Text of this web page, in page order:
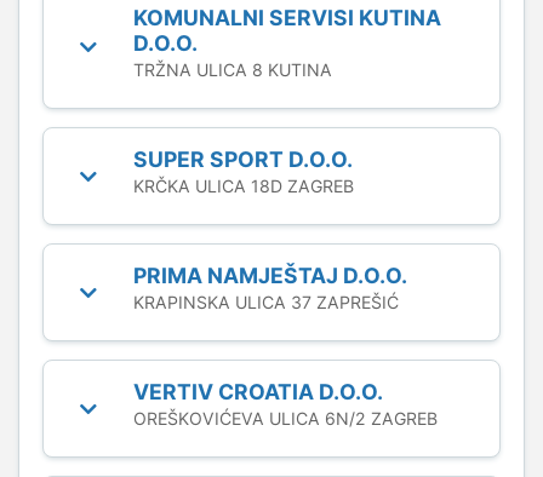
KOMUNALNI SERVISI KUTINA
D.O.O.
TRŽNA ULICA 8 KUTINA
SUPER SPORT D.O.O.
KRČKA ULICA 18D ZAGREB
PRIMA NAMJEŠTAJ D.O.O.
KRAPINSKA ULICA 37 ZAPREŠIĆ
VERTIV CROATIA D.O.O.
OREŠKOVIĆEVA ULICA 6N/2 ZAGREB